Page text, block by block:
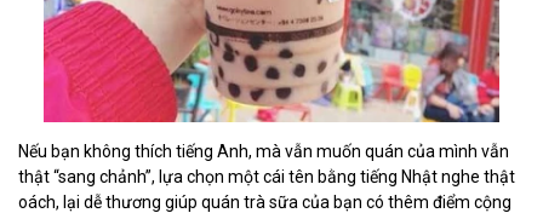
Nếu bạn không thích tiếng Anh, mà vẫn muốn quán của mình vẫn
thật “sang chảnh”, lựa chọn một cái tên bằng tiếng Nhật nghe thật
oách, lại dễ thương giúp quán trà sữa của bạn có thêm điểm cộng